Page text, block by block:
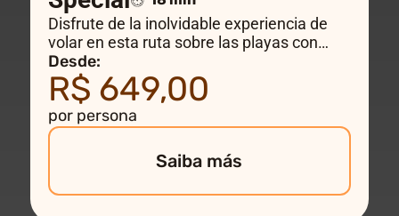
Disfrute de la inolvidable experiencia de
volar en esta ruta sobre las playas con
sensacionales vistas hasta el mayor
monumento de Rio de Janeiro – el Cristo
Redentor.
Desde:
R$ 649,00
por persona
Saiba más